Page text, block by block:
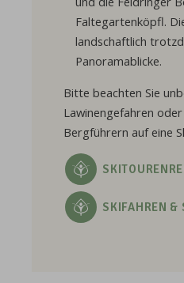
Faltegartenköpfl.
landschaftlich
Panoramablicke.
Bitte beachten Sie
Lawinengefahren
Bergführern auf eine
SKIFAHREN &